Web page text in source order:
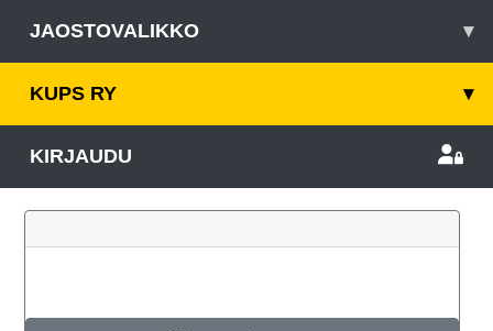
JAOSTOVALIKKO ▾
KUPS RY ▾
KIRJAUDU